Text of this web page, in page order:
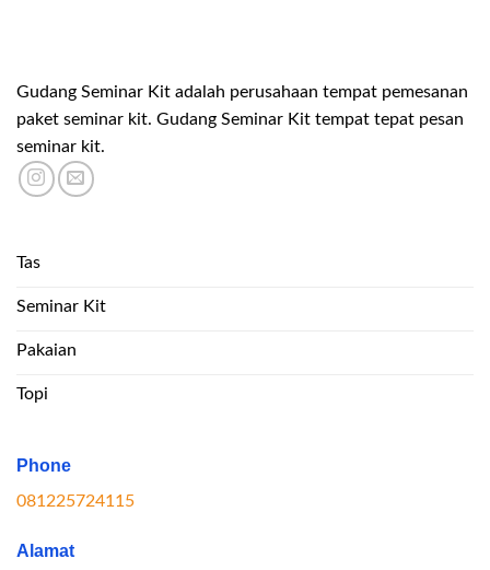
Gudang Seminar Kit adalah perusahaan tempat pemesanan
paket seminar kit. Gudang Seminar Kit tempat tepat pesan
seminar kit.
Tas
Seminar Kit
Pakaian
Topi
Phone
081225724115
Alamat